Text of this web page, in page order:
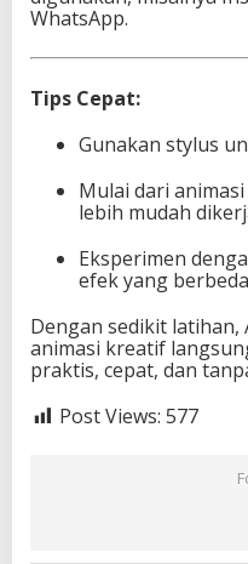
WhatsApp.
Tips Cepat:
Gunakan stylus
Mulai dari
lebih mudah
Eksperimen
efek yang
Dengan sedikit latihan,
animasi kreatif
praktis, cepat, dan
Post Views: 577